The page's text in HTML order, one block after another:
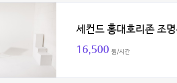
세컨드 홍대호리존 조
16,500 원/시간